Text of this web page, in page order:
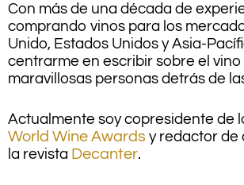
Con más de una década de
comprando vinos para los
Unido, Estados Unidos y Asia-
centrarme en escribir sobre el vino
maravillosas personas detrás de
Actualmente soy copresidente de
World Wine Awards y redactor de
la revista Decanter.